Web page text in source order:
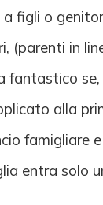
figli o
(parenti in
fantastico
alla
entra solo